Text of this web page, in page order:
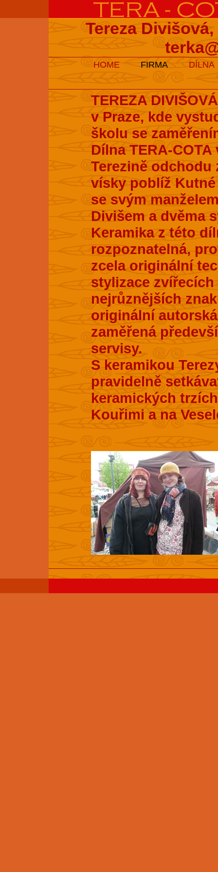
Tereza
HOME FIRMA DÍLNA
TEREZA
v Praze, kde
školu se
Dílna TERA-
Terezině odchodu
vísky poblíž Kutné
se svým
Divišem a dvěma
Keramika z této
rozpoznatelná,
zcela originální
stylizace
nejrůznějších
originální
zaměřená
servisy.
S keramikou
pravidelně
keramických
Kouřimi a na